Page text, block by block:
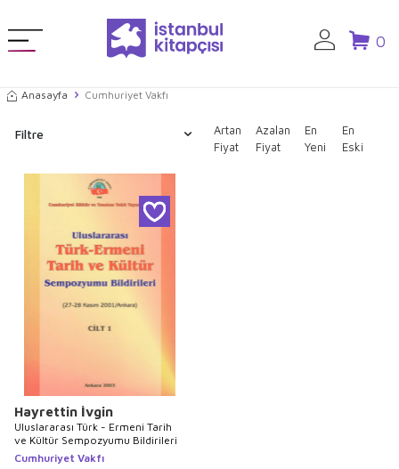
0
Anasayfa Cumhuriyet Vakfı
Filtre
Artan
Fiyat
Azalan
Fiyat
En
Yeni
En
Eski
Hayrettin İvgin
Uluslararası Türk - Ermeni Tarih
ve Kültür Sempozyumu Bildirileri
Cumhuriyet Vakfı